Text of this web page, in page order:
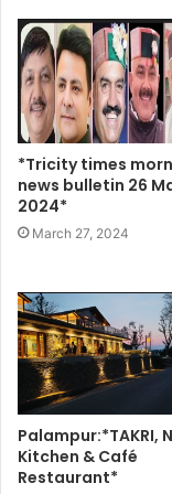
*Tricity times
news bulletin 26
2024*
March 27, 2024
Palampur:*TAKRI,
Kitchen & Café
Restaurant*